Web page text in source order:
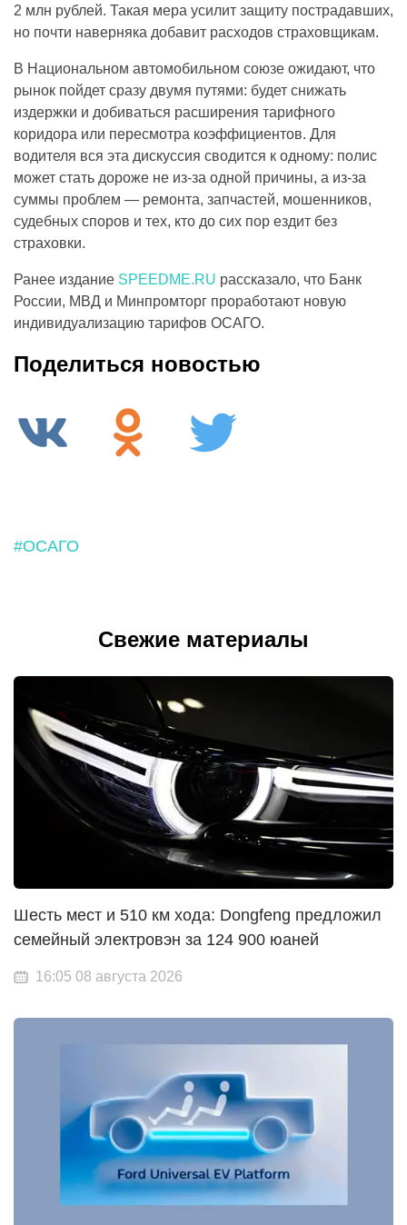
2 млн рублей. Такая мера усилит защиту пострадавших,
но почти наверняка добавит расходов страховщикам.
В Национальном автомобильном союзе ожидают, что
рынок пойдет сразу двумя путями: будет снижать
издержки и добиваться расширения тарифного
коридора или пересмотра коэффициентов. Для
водителя вся эта дискуссия сводится к одному: полис
может стать дороже не из-за одной причины, а из-за
суммы проблем — ремонта, запчастей, мошенников,
судебных споров и тех, кто до сих пор ездит без
страховки.
Ранее издание SPEEDME.RU рассказало, что Банк
России, МВД и Минпромторг проработают новую
индивидуализацию тарифов ОСАГО.
Поделиться новостью
#ОСАГО
Свежие материалы
Шесть мест и 510 км хода: Dongfeng предложил
семейный электровэн за 124 900 юаней
16:05 08 августа 2026